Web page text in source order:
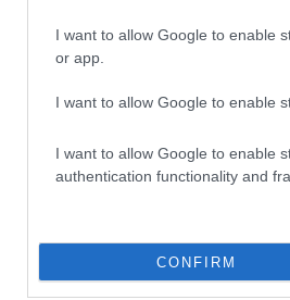
I want to allow Google to enable
or app.
I want to allow Google to enable
I want to allow Google to enable
authentication functionality and
CONFIRM